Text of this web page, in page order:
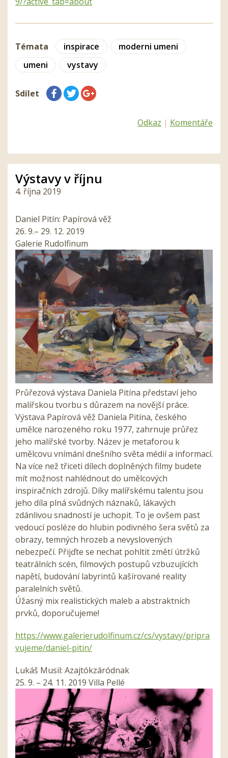
Témata inspirace
moderni umeni
umeni
vystavy
Sdílet
Odkaz | Komentáře
Výstavy v říjnu
4. října 2019
Daniel Pitín: Papírová věž
26. 9.– 29. 12. 2019
Galerie Rudolfinum
Průřezová výstava Daniela Pitína představí jeho
malířskou tvorbu s důrazem na novější práce.
Výstava Papírová věž Daniela Pitína, českého
umělce narozeného roku 1977, zahrnuje průřez
jeho malířské tvorby. Název je metaforou k
umělcovu vnímání dnešního světa médií a informací.
Na více než třiceti dílech doplněných filmy budete
mít možnost nahlédnout do umělcových
inspiračních zdrojů. Díky malířskému talentu jsou
jeho díla plná svůdných náznaků, lákavých
zdánlivou snadností je uchopit. To je ovšem past
vedoucí posléze do hlubin podivného šera světů za
obrazy, temných hrozeb a nevyslovených
nebezpečí. Přijďte se nechat pohltit změtí útržků
teatrálních scén, filmových postupů vzbuzujících
napětí, budování labyrintů kašírované reality
paralelních světů.
Úžasný mix realistických maleb a abstraktních
prvků, doporučujeme!
https://www.galerierudolfinum.cz/cs/vystavy/pripra
vujeme/daniel-pitin/
Lukáš Musil: Azajtókzáródnak
25. 9. – 24. 11. 2019 Villa Pellé